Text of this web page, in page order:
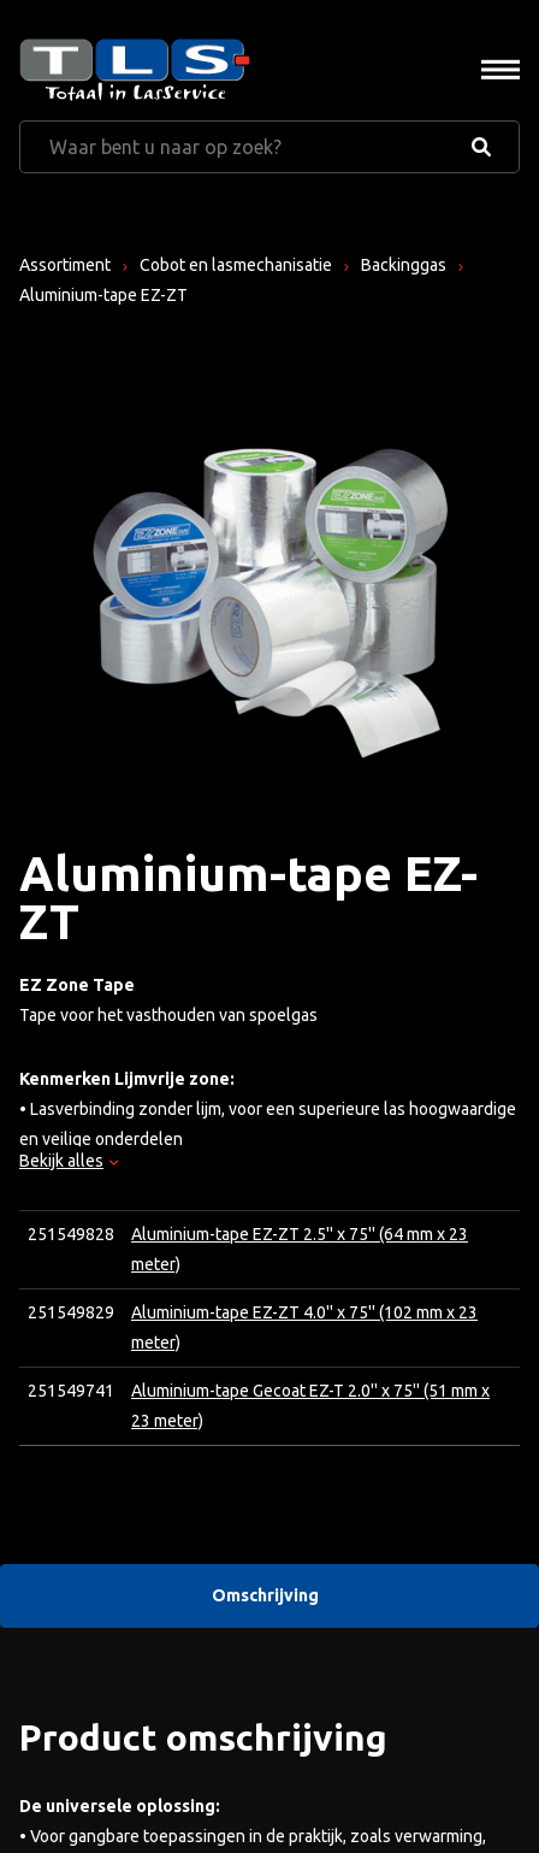
Assortiment Cobot en lasmechanisatie
Backinggas
Aluminium-tape EZ-ZT
Aluminium-tape EZ-
ZT
EZ Zone Tape
Tape voor het vasthouden van spoelgas
Kenmerken Lijmvrije zone:
• Lasverbinding zonder lijm, voor een superieure las hoogwaardige
en veilige onderdelen
• Vrij van halogenen en chloorfluorkoolwaterstoffen
• Folie van 3 milimeter (75 micron) hecht en past zich aan bij
onregelmatige oppervlakken.
64 mm (2.5”) 24 mm (1.0”) 23 meter (75”)
Bekijk alles
251549828
Aluminium-tape EZ-ZT 2.5'' x 75'' (64 mm x 23
meter)
251549829
Aluminium-tape EZ-ZT 4.0'' x 75'' (102 mm x 23
meter)
251549741
Aluminium-tape Gecoat EZ-T 2.0'' x 75'' (51 mm x
23 meter)
Omschrijving
Product omschrijving
De universele oplossing:
• Voor gangbare toepassingen in de praktijk, zoals verwarming,